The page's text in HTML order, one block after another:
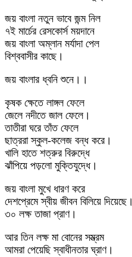
জয় বাংলা নতুন ভাবে জন্ম নিল
৭ই মার্চের রেসকোর্স ময়দানে
জয় বাংলা অম্লান মর্যাদা পেল
বিশ্ববাসীর কাছে।
জয় বাংলার ধ্বনি শুনে।।
কৃষক ক্ষেতে লাঙ্গল ফেলে
জেলে নদীতে জাল ফেলে।
তাতীরা ঘরে তাঁত ফেলে
ছাত্ররা স্কুল-কলেজ বন্ধ করে।
খালি হাতে শত্রুর বিরুদ্ধে
ঝাঁপিয়ে পড়লো মুক্তিযুদ্ধে।
জয় বাংলা মুখে ধারণ করে
দেশপ্রেমে স্বীয় জীবন বিলিয়ে দিয়েছে।
৩০ লক্ষ তাজা প্রাণ।
আর তিন লক্ষ মা বোনের সম্ভ্রম
আমরা পেয়েছি স্বাধীনতার ঘ্রাণ।